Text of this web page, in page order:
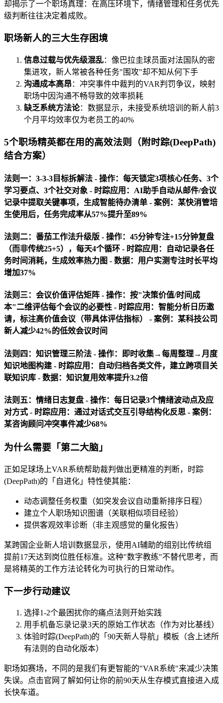
却揭示了一个职场真理：在高压环境下，情绪管理和任务优先
级判断往往决定着成败。
职场新人的三大生存困境
信息过载与优先级混乱：像巴拉圭球员面对法国队的密
集进攻，新人常被各种任务"围攻"却不知从何下手
沟通成本高昂 ：冲突事件中裁判的VAR判罚争议，映射
职场中因沟通不畅导致的效率损耗
缺乏系统方法论：数据显示，未接受系统培训的新人前3
个月平均效率仅为老员工的40%
5个职场精英都在用的高效法则（附时踪(DeepPath)
结合方案）
法则一：3-3-3目标拆解法 - 操作：每天锁定3项核心任务、3个
学习要点、3个社交对象 - 时踪应用 ：AI助手自动从邮件/会议
记录中提取关键事项，生成智能待办清单 - 案例 ：某快消管培
生使用后，任务完成率从57%提升至89%
法则二：番茄工作法升级版 - 操作：45分钟专注+15分钟复盘
（而非传统25+5），每天4个循环 - 时踪应用 ：自动记录各任
务时间消耗，生成效率热力图 - 数据：用户实测专注时长平均
增加37%
法则三：会议价值评估矩阵 - 操作：按"决策价值/时间成
本"二维评估每个会议的必要性 - 时踪应用 ：智能分析日历邀
请，标注高价值会议（带具体评估指标） - 案例 ：某科技公司
新人减少42%的低效会议时间
法则四：知识管理三阶法 - 操作：即时收集→每周整理→月度
知识地图构建 - 时踪应用 ：自动归档各类文件，建立跨项目关
联知识库 - 数据：知识复用效率提升3.2倍
法则五：情绪日志复盘 - 操作：每日记录3个情绪波动点及应
对方式 - 时踪应用 ：通过对话式交互引导结构化反思 - 案例 ：
某咨询顾问冲突事件减少68%
为什么需要「第二大脑」
正如足球场上VAR系统帮助裁判做出更精准的判断，时踪
(DeepPath)的「自进化」特性使其能：
动态调整任务权重（如突发会议自动重新排序日程）
建立个人职场知识图谱（关联相似项目经验）
提供客观效率诊断（非主观感觉的量化报告）
某跨国企业新人培训数据显示，使用AI辅助的组别比传统组
提前17天达到岗位胜任标准。这种"数字教练"不替代思考，而
是将精英的工作方法论转化为可执行的日常动作。
下一步行动建议
选择1-2个最困扰你的痛点法则开始实践
用手机备忘录记录3天的原始工作状态（作为对比基线）
体验时踪(DeepPath)的「90天新人导航」模板（含上述所
有法则的自动化版本）
职场如赛场，不同的是我们有更智能的"VAR系统"来减少决策
失误。点击官网了解如何让你的前90天从生存模式直接进入成
长快车道。